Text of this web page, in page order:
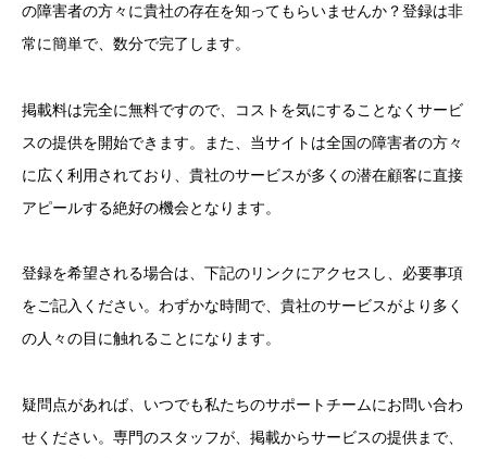
の障害者の方々に貴社の存在を知ってもらいませんか？登録は非
常に簡単で、数分で完了します。
掲載料は完全に無料ですので、コストを気にすることなくサービ
スの提供を開始できます。また、当サイトは全国の障害者の方々
に広く利用されており、貴社のサービスが多くの潜在顧客に直接
アピールする絶好の機会となります。
登録を希望される場合は、下記のリンクにアクセスし、必要事項
をご記入ください。わずかな時間で、貴社のサービスがより多く
の人々の目に触れることになります。
疑問点があれば、いつでも私たちのサポートチームにお問い合わ
せください。専門のスタッフが、掲載からサービスの提供まで、